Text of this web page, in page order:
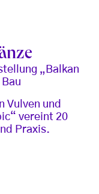
„Balkan
Vulven und
vereint 20
Praxis.